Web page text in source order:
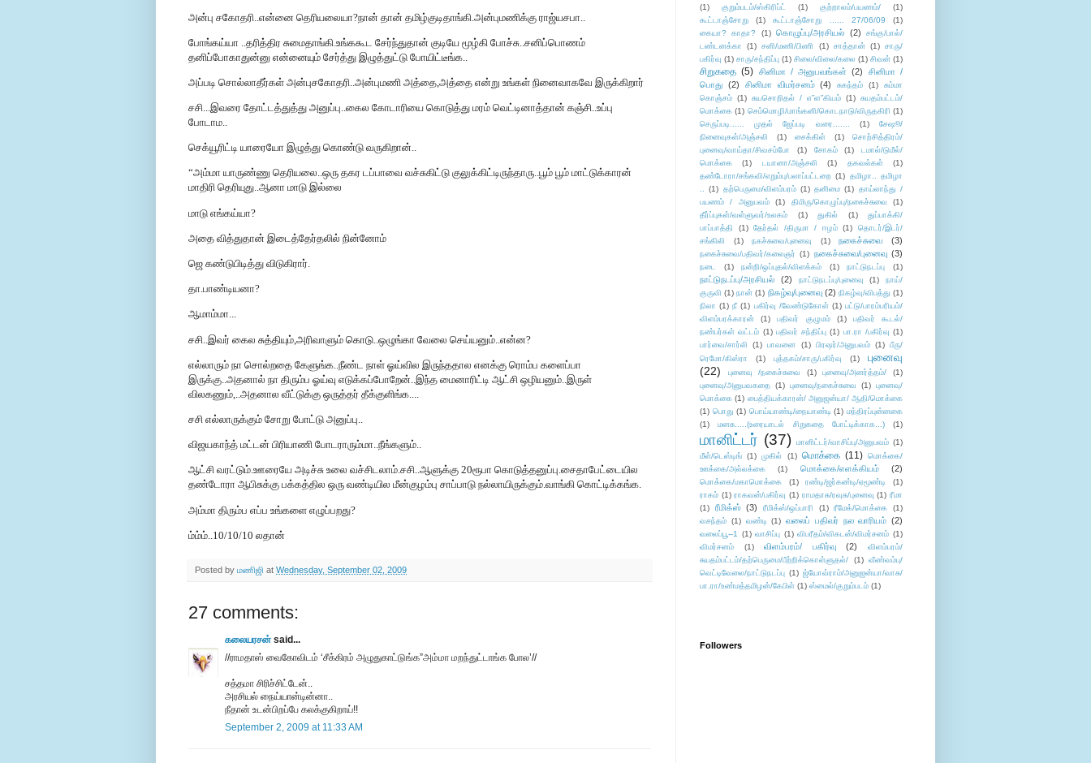
அன்பு சகோதரி..என்னை தெரியலையா?நான் தான் தமிழ்குடிதாங்கி.அன்புமணிக்கு ராஜ்யசபா..
போங்கய்யா ..தரித்திர சுமைதாங்கி.உங்ககூட சேர்ந்துதான் குடியே மூழ்கி போச்சு..சனிப்பொணம்
தனிப்போகாதுன்னு என்னையும் சேர்த்து இழுத்துட்டு போயிட்டீங்க..
அப்படி சொல்லாதீர்கள் அன்புசகோதரி..அன்புமணி அத்தை,அத்தை என்று உங்கள் நினைவாகவே இருக்கிறார்
சசி...இவரை தோட்டத்துத்து அனுப்பு..கைல கோடாரியை கொடுத்து மரம் வெட்டினாத்தான் கஞ்சி..உப்பு
போடாம..
செக்யூரிட்டி யாரையோ இழுத்து கொண்டு வருகிறான்..
“அம்மா யாருண்ணு தெரியலை..ஒரு தகர டப்பாவை வச்சுகிட்டு குலுக்கிட்டிருந்தாரு..பூம் பூம் மாட்டுக்காரன்
மாதிரி தெரியுது..ஆனா மாடு இல்லை
மாடு எங்கய்யா?
அதை வித்துதான் இடைத்தேர்தலில் நின்னோம்
ஜெ கண்டுபிடித்து விடுகிரார்.
தா.பாண்டியனா?
ஆமாம்மா...
சசி..இவர் கைல சுத்தியும்,அரிவாளும் கொடு..ஒழுங்கா வேலை செய்யனும்..என்ன?
எல்லாரும் நா சொல்றதை கேளுங்க..நீண்ட நாள் ஓய்வில இருந்ததால எனக்கு ரொம்ப களைப்பா
இருக்கு..அதனால் நா திரும்ப ஓய்வு எடுக்கப்போறேன்..இந்த மைனாரிட்டி ஆட்சி ஒழியனும்..இருள்
விலகணும்,..அதனால வீட்டுக்கு ஒருத்தர் தீக்குளிங்க....
சசி எல்லாருக்கும் சோறு போட்டு அனுப்பு..
விஜயகாந்த் மட்டன் பிரியாணி போடராரும்மா..நீங்களும்..
ஆட்சி வரட்டும்.ஊரையே அடிச்சு உலை வச்சிடலாம்.சசி..ஆளுக்கு 20ரூபா கொடுத்தனுப்பு.சைதாபேட்டையில
தண்டோரா ஆபிசுக்கு பக்கத்தில ஒரு வண்டியில மீன்குழம்பு சாப்பாடு நல்லாயிருக்கும்.வாங்கி கொட்டிக்கங்க.
அம்மா திரும்ப எப்ப உங்களை எழுப்பறது?
ம்ம்ம்..10/10/10 லதான்
Posted by மணிஜி at Wednesday, September 02, 2009
27 comments:
கலையரசன் said...
//ராமதாஸ் வைகோவிடம் ‘சீக்கிரம் அழுதுகாட்டுங்க”அம்மா மறந்துட்டாங்க போல’//
சத்தமா சிரிச்சிட்டேன்..
அரசியல் நைய்யான்டின்னா..
நீதான் உடன்பிறப்பே கலக்குகிறாய்!!
September 2, 2009 at 11:33 AM
(1)
குறும்படம்/ஸ்கிரிப்ட் (1) குற்றாலம்/பயணம்/
(1)
கூட்டாஞ்சோறு
(1) கூட்டாஞ்சோறு ...... 27/06/09
(1)
கையா? காதா?
(1) கொழுப்பு/அரசியல் (2)
சங்கு/பால்/
டண்டனக்கா
(1) சனி/மணி/பிணி (1) சாத்தான் (1) சாரு/
பகிர்வு (1) சாரு/சந்திப்பு (1) சிலை/விலை/கலை (1) சிவன் (1)
சிறுகதை (5) சினிமா / அனுபவங்கள் (2)
சினிமா /
பொது (2) சினிமா விமர்சனம் (4) சுகந்தம் (1)
சும்மா
கொஞ்சம் (1) சுயசொறிதல் / எ”ள”கியம் (1) சுயதம்பட்டம்/
மொக்கை (1) செம்மொழி/மாங்கனி/கொடநாடு/விருதகிரி (1)
செருப்படி...... முதல் ஜேப்படி வரை.......
(1)
சேஷூ/
நினைவுகள்/அஞ்சலி
(1) சைக்கிள் (1)
சொற்சித்திரம்/
புனைவு/வாய்தா/சிவசம்போ
(1) சோகம் (1)
டமால்/டுமீல்/
மொக்கை
(1) டயானா/அஞ்சலி (1) தகவல்கள்
(1)
தண்டோரா/சங்கவி/எறும்பு/பலாப்பட்டறை (1) தமிழா.. தமிழா
.. (1) தற்பெருமை/விளம்பரம் (1) தனிமை (1) தாய்லாந்து /
பயணம் / அனுபவம்
(1) திமிரு/கொழுப்பு/நகைச்சுவை
(1)
தீர்ப்புகள்/வள்ளுவர்/உலகம்
(1) துகில் (1)
துப்பாக்கி/
பாப்பாத்தி
(1) தேர்தல் /திருமா / ஈழம் (1)
தொடர்/இடர்/
சங்கிலி
(1) நகச்சுவை/புனைவு (1) நகைச்சுவை (3)
நகைச்சுவை/பதிவர்/கலைஞர் (1) நகைச்சுவை/புனைவு (3)
நடை (1) நன்றி/ஒப்புதல்/விளக்கம் (1) நாட்டுநடப்பு (1)
நாட்டுநடப்பு/அரசியல் (2) நாட்டுநடப்பு/புனைவு (1)
நாய்/
குருவி (1) நான் (1) நிகழ்வு/புனைவு (2) நிகழ்வு/விபத்து (1)
நிலா (1) நீ (1) பகிர்வு /வேண்டுகோள் (1) பட்டு/பாரம்பரியம்/
விளம்பரக்காரன்
(1) பதிவர் குழுமம் (1)
பதிவர் கூடல்/
நண்பர்கள் வட்டம் (1) பதிவர் சந்திப்பு (1) பா.ரா /பகிர்வு (1)
பார்வை/சார்லி
(1) பாவனை (1) பிரஷர்/அனுபவம் (1) பீரு/
ரெமோ/கிஸ்ரா
(1) புத்தகம்/சாரு/பகிர்வு (1)
புனைவு
(22)
புனைவு /நகைச்சுவை (1) புனைவு/அனர்த்தம்/
(1)
புனைவு/அனுபவகதை (1) புனைவு/நகைச்சுவை (1) புனைவு/
மொக்கை (1) பைத்தியக்காரன்/ அனுஜன்யா/ ஆதி/மொக்கை
(1) பொது (1) பொய்யாண்டி/நையாண்டி (1) மந்திரப்புன்னகை
(1)
மனசு.....(உரையாடல் சிறுகதை போட்டிக்காக...) (1)
மானிட்டர் (37) மானிட்டர்/வாசிப்பு/அனுபவம் (1)
மீள்/டெஸ்டிங் (1) முகில் (1) மொக்கை (11) மொக்கை/
ஊக்கை/அல்லக்கை
(1) மொக்கை/எளக்கியம் (2)
மொக்கை/மகாமொக்கை (1) ரண்டி/ஜர்கண்டி/ஏமூண்டி
(1)
ராகம் (1) ராகவன்/பகிர்வு (1) ராமதாசு/ரவுசு/புனைவு (1) ரீமா
(1)
ரீமிக்ஸ் (3) ரீமிக்ஸ்/ஒப்பாரி (1) ரீமேக்/மொக்கை
(1)
வசந்தம் (1) வண்டி (1) வலைப் பதிவர் நல வாரியம் (2)
வலைப்பூ--1 (1) வாசிப்பு (1) விபரீதம்/விகடன்/விமர்சனம் (1)
விமர்சனம்
(1) விளம்பரம்/ பகிர்வு (2)
விளம்பரம்/
சுயதம்பட்டம்/தற்பெருமை/பீற்றிக்கொள்ளுதல்/
(1) வீண்வம்பு/
வெட்டிவேலை/நாட்டுநடப்பு (1) ஜ்யோவ்ராம்/அனுஜன்யா/வாசு/
பா.ரா/உண்மத்தமிழன்/கேபிள் (1) ஸ்மைல்/குறும்படம் (1)
Followers